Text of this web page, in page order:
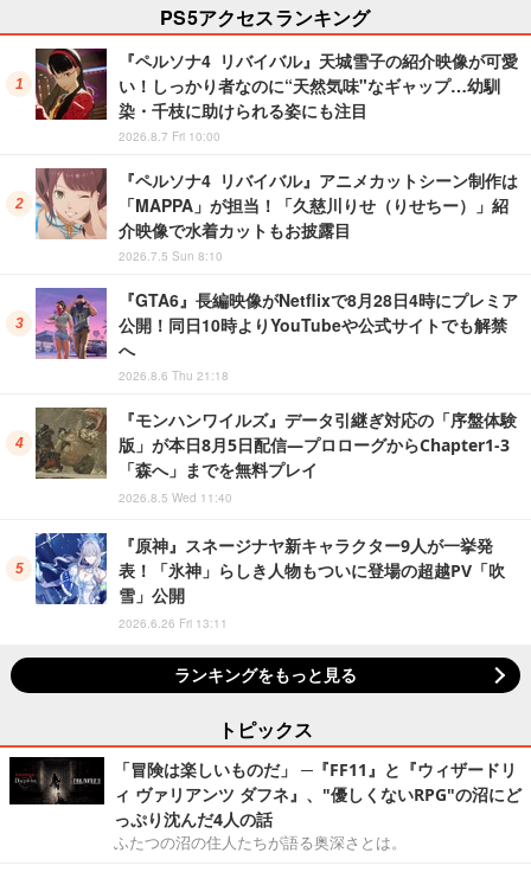
PS5アクセスランキング
『ペルソナ4 リバイバル』天城雪子の紹介映像が可愛
い！しっかり者なのに“天然気味"なギャップ…幼馴
染・千枝に助けられる姿にも注目
2026.8.7 Fri 10:00
『ペルソナ4 リバイバル』アニメカットシーン制作は
「MAPPA」が担当！「久慈川りせ（りせちー）」紹
介映像で水着カットもお披露目
2026.7.5 Sun 8:10
『GTA6』長編映像がNetflixで8月28日4時にプレミア
公開！同日10時よりYouTubeや公式サイトでも解禁
へ
2026.8.6 Thu 21:18
『モンハンワイルズ』データ引継ぎ対応の「序盤体験
版」が本日8月5日配信―プロローグからChapter1-3
「森へ」までを無料プレイ
2026.8.5 Wed 11:40
『原神』スネージナヤ新キャラクター9人が一挙発
表！「氷神」らしき人物もついに登場の超越PV「吹
雪」公開
2026.6.26 Fri 13:11
ランキングをもっと見る
トピックス
「冒険は楽しいものだ」 ─『FF11』と『ウィザードリ
ィ ヴァリアンツ ダフネ』、"優しくないRPG"の沼にど
っぷり沈んだ4人の話
ふたつの沼の住人たちが語る奥深さとは。